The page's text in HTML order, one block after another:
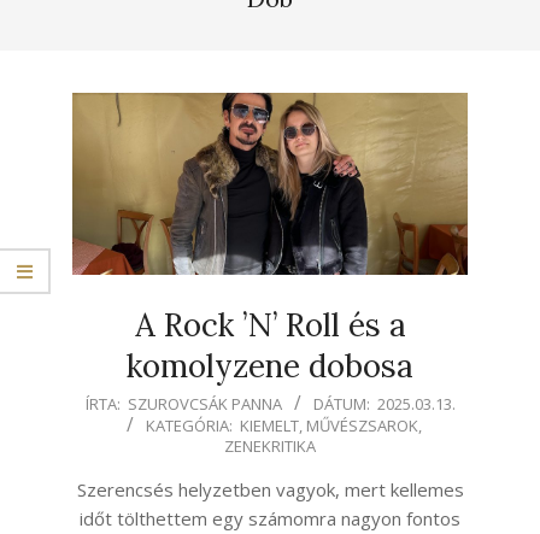
A Rock ’N’ Roll és a
komolyzene dobosa
2025-
ÍRTA: SZUROVCSÁK PANNA DÁTUM: 2025.03.13.
KATEGÓRIA: KIEMELT, MŰVÉSZSAROK,
ZENEKRITIKA
Szerencsés helyzetben vagyok, mert kellemes
időt tölthettem egy számomra nagyon fontos